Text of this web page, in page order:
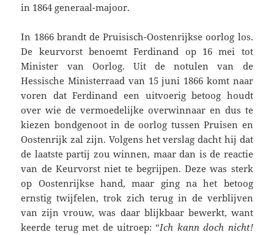
in 1864 gene­raal-majoor.
In 1866 brandt de Pruisisch-Oostenrijkse oorlog los.
De keurvorst benoemt Ferdinand op 16 mei tot
Minister van Oorlog. Uit de notulen van de
Hessische Ministerraad van 15 juni 1866 komt naar
voren dat Ferdinand een uitvoerig betoog houdt
over wie de vermoedelijke overwinnaar en dus te
kiezen bondgenoot in de oorlog tussen Pruisen en
Oostenrijk zal zijn. Volgens het verslag dacht hij dat
de laatste partij zou winnen, maar dan is de reactie
van de Keurvorst niet te begrijpen. Deze was sterk
op Oostenrijkse hand, maar ging na het betoog
ernstig twijfelen, trok zich terug in de verblijven
van zijn vrouw, was daar blijkbaar bewerkt, want
keerde terug met de uitroep: “Ich kann doch nicht!